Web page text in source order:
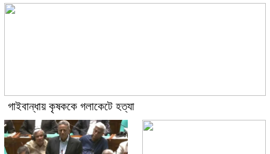
গাইবান্ধায় কৃষককে গলাকেটে হত্যা